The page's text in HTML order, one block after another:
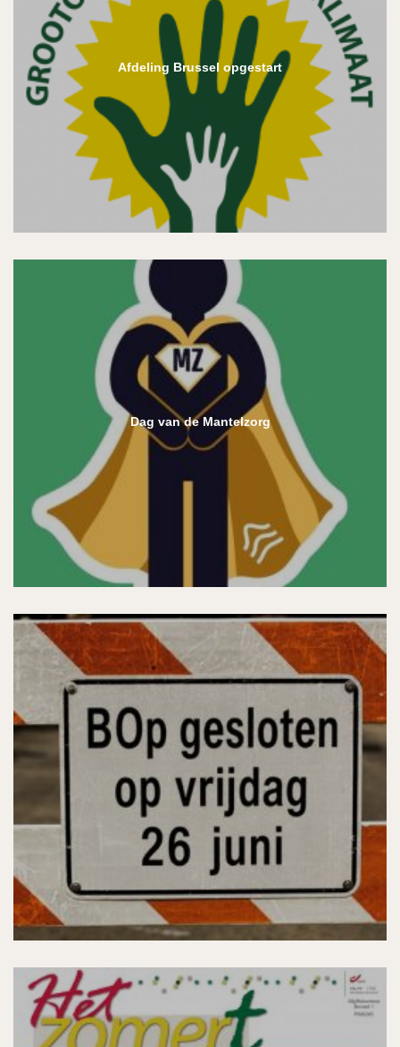
Afdeling Brussel opgestart
Dag van de Mantelzorg